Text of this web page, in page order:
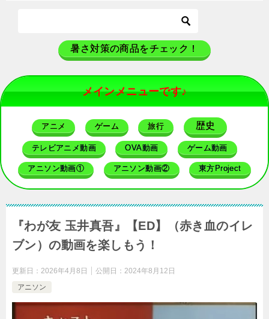
暑さ対策の商品をチェック！
メインメニューです♪
アニメ ゲーム 旅行 歴史
テレビアニメ動画 OVA動画 ゲーム動画
アニソン動画① アニソン動画② 東方Project
『わが友 玉井真吾』【ED】（赤き血のイレ
ブン）の動画を楽しもう！
更新日： 2026年4月8日 公開日： 2024年8月12日
アニソン